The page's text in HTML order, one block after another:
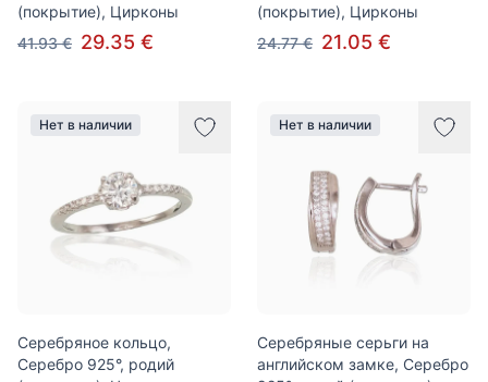
(покрытие), Цирконы
41.93 € 29.35 €
(покрытие), Цирконы
24.77 € 21.05 €
Нет в наличии
Серебряное кольцо,
Серебро 925°, родий
Нет в наличии
Серебряные серьги на
английском замке, Серебро